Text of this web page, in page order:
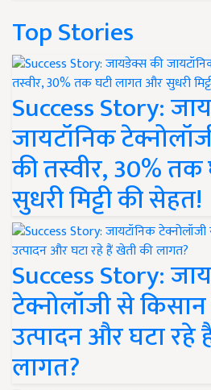
Top Stories
Success Story:
जायटॉनिक
की तस्वीर, 30%
सुधरी मिट्टी की सेहत!
Success Story:
टेक्नोलॉजी से
उत्पादन और घटा रहे
लागत?